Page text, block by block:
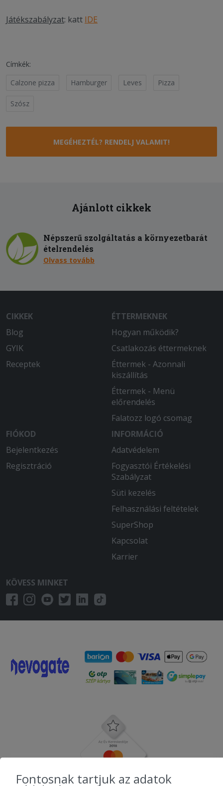
Játékszabályzat: katt IDE
Címkék:
Calzone pizza
Hamburger Leves Pizza
Szósz
MEGÉHEZTÉL? RENDELJ VALAMIT!
Ajánlott cikkek
Népszerű szolgáltatás a környezetbarát
ételrendelés
Olvass tovább
CIKKEK
Blog
GYIK
Receptek
ÉTTERMEKNEK
Hogyan működik?
Csatlakozás éttermeknek
Éttermek - Azonnali
kiszállítás
Éttermek - Menü
előrendelés
Falatozz logó csomag
FIÓKOD
Bejelentkezés
Regisztráció
INFORMÁCIÓ
Adatvédelem
Fogyasztói Értékelési
Szabályzat
Süti kezelés
Felhasználási feltételek
SuperShop
Kapcsolat
Karrier
KÖVESS MINKET
Fontosnak tartjuk az adatok